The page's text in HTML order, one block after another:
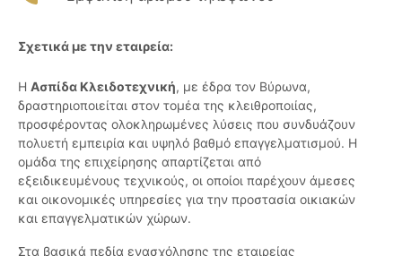
Σχετικά με την εταιρεία:
Η Ασπίδα Κλειδοτεχνική, με έδρα τον Βύρωνα,
δραστηριοποιείται στον τομέα της κλειθροποιίας,
προσφέροντας ολοκληρωμένες λύσεις που συνδυάζουν
πολυετή εμπειρία και υψηλό βαθμό επαγγελματισμού. Η
ομάδα της επιχείρησης απαρτίζεται από
εξειδικευμένους τεχνικούς, οι οποίοι παρέχουν άμεσες
και οικονομικές υπηρεσίες για την προστασία οικιακών
και επαγγελματικών χώρων.
Στα βασικά πεδία ενασχόλησης της εταιρείας